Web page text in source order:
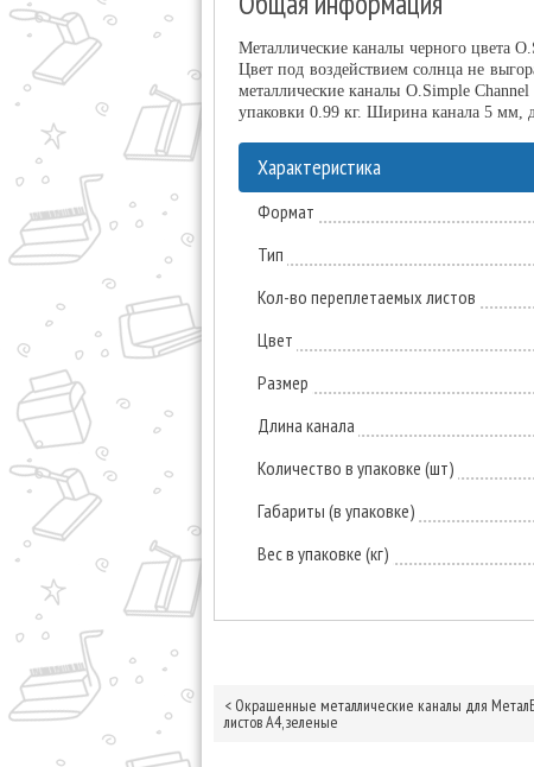
Металлические каналы черного цвета
Цвет под воздействием солнца не
металлические каналы O.Simple
упаковки 0.99 кг. Ширина канала 5 мм,
Характеристика
Формат
Тип
Кол-во переплетаемых листов
Цвет
Размер
Длина канала
Количество в упаковке (шт)
Габариты (в упаковке)
Вес в упаковке (кг)
< Окрашенные металлические каналы для
листов А4, зеленые